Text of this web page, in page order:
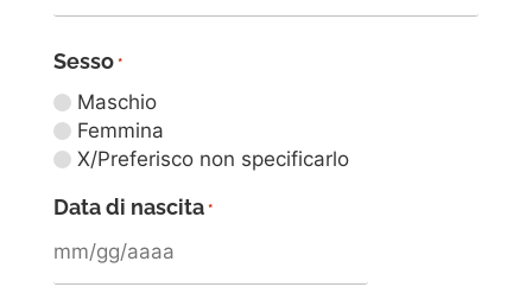
Sesso *
Maschio
Femmina
X/Preferisco non specificarlo
Data di nascita *